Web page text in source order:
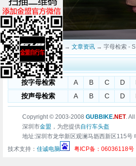
当前位置：深圳金盟 → 文章资讯 → 字母检索 - S
字母检索 - S
按字母检索 A B C D
按声母检索
A B C D
Copyright © 2003-2008 GUBBIKE.NET.
深圳市金盟 ，为您提供自行车头盔
地址:深圳市龙华新区观澜马坜西新区115
技术支持： 佳诚电脑 粤ICP备：06036118号